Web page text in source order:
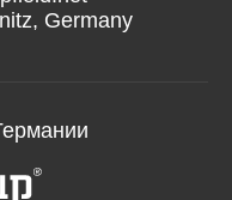
Germany